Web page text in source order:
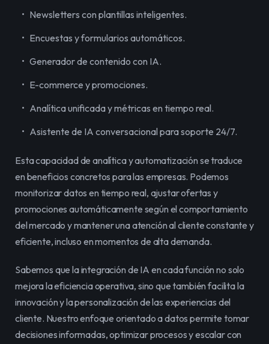
Newsletters con plantillas inteligentes.
Encuestas y formularios automáticos.
Generador de contenido con IA.
E-commerce y promociones.
Analítica unificada y métricas en tiempo real.
Asistente de IA conversacional para soporte 24/7.
Esta capacidad de analítica y automatización se traduce
en beneficios concretos para las empresas. Podemos
monitorizar datos en tiempo real, ajustar ofertas y
promociones automáticamente según el comportamiento
del mercado y mantener una atención al cliente constante y
eficiente, incluso en momentos de alta demanda.
Sabemos que la integración de IA en cada función no solo
mejora la eficiencia operativa, sino que también facilita la
innovación y la personalización de las experiencias del
cliente. Nuestro enfoque orientado a datos permite tomar
decisiones informadas, optimizar procesos y escalar con